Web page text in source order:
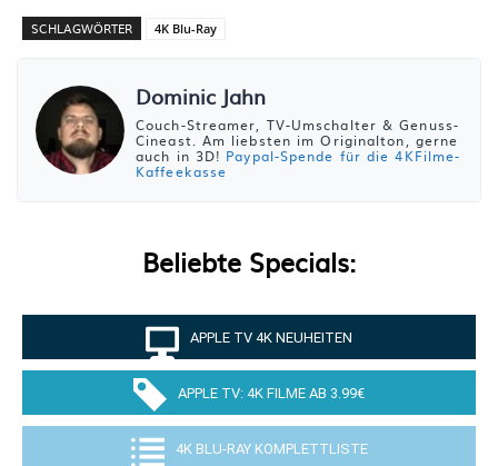
SCHLAGWÖRTER 4K Blu-Ray
Dominic Jahn
Couch-Streamer, TV-Umschalter & Genuss-
Cineast. Am liebsten im Originalton, gerne
auch in 3D! Paypal-Spende für die 4KFilme-
Kaffeekasse
Beliebte Specials:
APPLE TV 4K NEUHEITEN
APPLE TV: 4K FILME AB 3.99€
4K BLU-RAY KOMPLETTLISTE